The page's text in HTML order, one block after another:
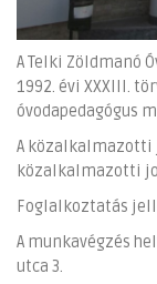
A Telki Zöldmanó
1992. évi XXXIII.
óvodapedagógus
A
közalkalmazotti
Foglalkoztatás
A munkavégzés
utca 3.